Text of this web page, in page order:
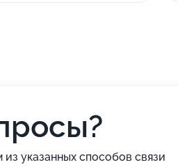
указанных способов связи